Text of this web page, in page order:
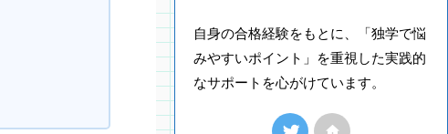
自身の合格経験をもとに、「独学で悩
みやすいポイント」を重視した実践的
なサポートを心がけています。